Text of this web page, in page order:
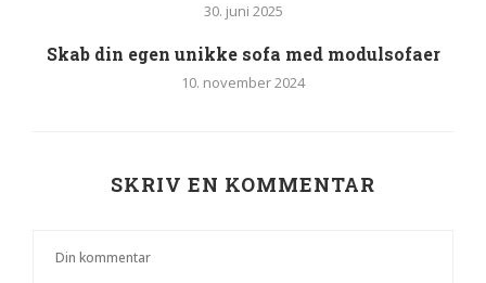
30. juni 2025
Skab din egen unikke sofa med modulsofaer
10. november 2024
SKRIV EN KOMMENTAR